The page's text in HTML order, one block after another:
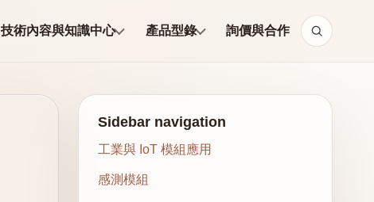
技術內容與知識中心 產品型錄 詢價與合作
Sidebar navigation
工業與 IoT 模組應用
感測模組